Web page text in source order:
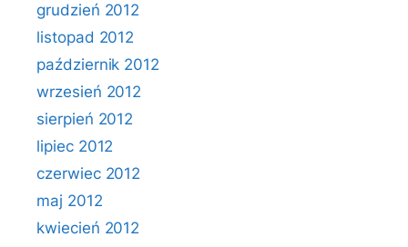
grudzień 2012
listopad 2012
październik 2012
wrzesień 2012
sierpień 2012
lipiec 2012
czerwiec 2012
maj 2012
kwiecień 2012